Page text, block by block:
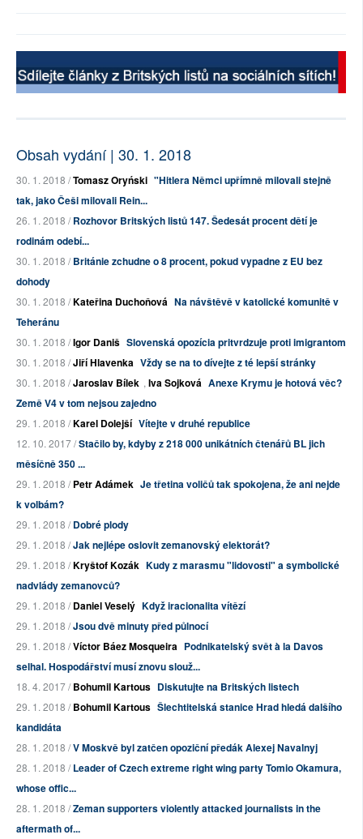
Obsah vydání | 30. 1. 2018
30. 1. 2018 /Tomasz Oryński "Hitlera Němci upřímně milovali stejně
tak, jako Češi milovali Rein...
26. 1. 2018 /Rozhovor Britských listů 147. Šedesát procent dětí je
rodinám odebí...
30. 1. 2018 /Británie zchudne o 8 procent, pokud vypadne z EU bez
dohody
30. 1. 2018 /Kateřina Duchoňová Na návštěvě v katolické komunitě v
Teheránu
30. 1. 2018 /Igor Daniš Slovenská opozícia pritvrdzuje proti imigrantom
30. 1. 2018 /Jiří Hlavenka Vždy se na to dívejte z té lepší stránky
30. 1. 2018 /Jaroslav Bílek , Iva Sojková Anexe Krymu je hotová věc?
Země V4 v tom nejsou zajedno
29. 1. 2018 /Karel Dolejší Vítejte v druhé republice
12. 10. 2017 /Stačilo by, kdyby z 218 000 unikátních čtenářů BL jich
měsíčně 350 ...
29. 1. 2018 /Petr Adámek Je třetina voličů tak spokojena, že ani nejde
k volbám?
29. 1. 2018 /Dobré plody
29. 1. 2018 /Jak nejlépe oslovit zemanovský elektorát?
29. 1. 2018 /Kryštof Kozák Kudy z marasmu "lidovosti" a symbolické
nadvlády zemanovců?
29. 1. 2018 /Daniel Veselý Když iracionalita vítězí
29. 1. 2018 /Jsou dvě minuty před půlnocí
29. 1. 2018 /Víctor Báez Mosqueira Podnikatelský svět à la Davos
selhal. Hospodářství musí znovu slouž...
18. 4. 2017 /Bohumil Kartous Diskutujte na Britských listech
29. 1. 2018 /Bohumil Kartous Šlechtitelská stanice Hrad hledá dalšího
kandidáta
28. 1. 2018 /V Moskvě byl zatčen opoziční předák Alexej Navalnyj
28. 1. 2018 /Leader of Czech extreme right wing party Tomio Okamura,
whose offic...
28. 1. 2018 /Zeman supporters violently attacked journalists in the
aftermath of...